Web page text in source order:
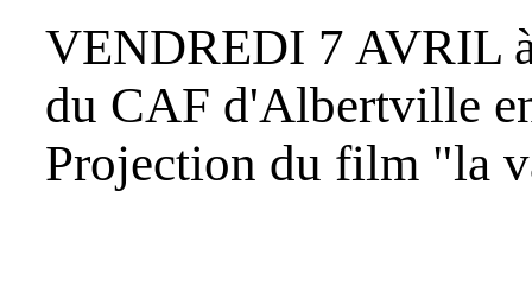
VENDREDI 7 AVRIL
du CAF d'Albertville
Projection du film "la